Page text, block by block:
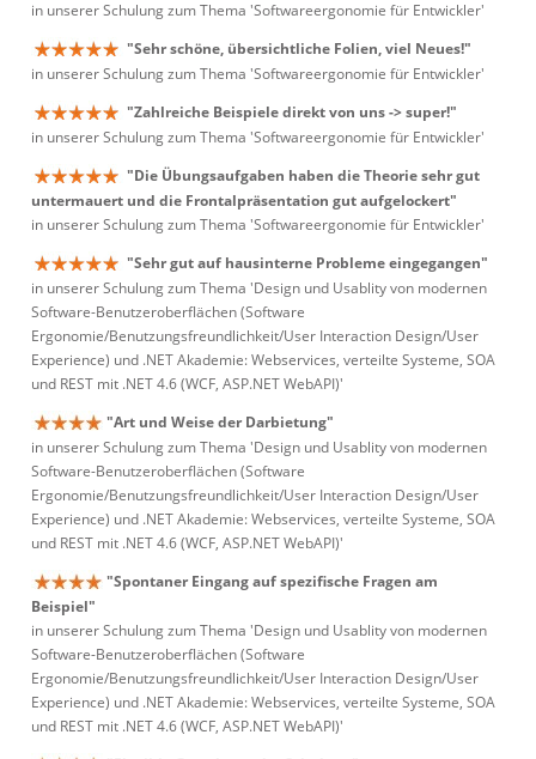
in unserer Schulung zum Thema 'Softwareergonomie für Entwickler'
"Sehr schöne, übersichtliche Folien, viel Neues!"
in unserer Schulung zum Thema 'Softwareergonomie für Entwickler'
"Zahlreiche Beispiele direkt von uns -> super!"
in unserer Schulung zum Thema 'Softwareergonomie für Entwickler'
"Die Übungsaufgaben haben die Theorie sehr gut
untermauert und die Frontalpräsentation gut aufgelockert"
in unserer Schulung zum Thema 'Softwareergonomie für Entwickler'
"Sehr gut auf hausinterne Probleme eingegangen"
in unserer Schulung zum Thema 'Design und Usablity von modernen
Software-Benutzeroberflächen (Software
Ergonomie/Benutzungsfreundlichkeit/User Interaction Design/User
Experience) und .NET Akademie: Webservices, verteilte Systeme, SOA
und REST mit .NET 4.6 (WCF, ASP.NET WebAPI)'
"Art und Weise der Darbietung"
in unserer Schulung zum Thema 'Design und Usablity von modernen
Software-Benutzeroberflächen (Software
Ergonomie/Benutzungsfreundlichkeit/User Interaction Design/User
Experience) und .NET Akademie: Webservices, verteilte Systeme, SOA
und REST mit .NET 4.6 (WCF, ASP.NET WebAPI)'
"Spontaner Eingang auf spezifische Fragen am
Beispiel"
in unserer Schulung zum Thema 'Design und Usablity von modernen
Software-Benutzeroberflächen (Software
Ergonomie/Benutzungsfreundlichkeit/User Interaction Design/User
Experience) und .NET Akademie: Webservices, verteilte Systeme, SOA
und REST mit .NET 4.6 (WCF, ASP.NET WebAPI)'